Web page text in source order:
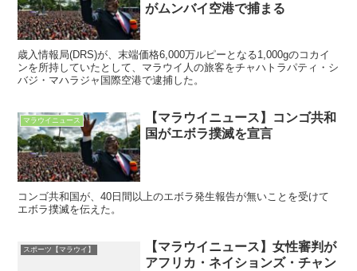
がムンバイ空港で捕まる
歳入情報局(DRS)が、末端価格6,000万ルピーとなる1,000gのコカイ
ンを所持していたとして、マラウイ人の旅客をチャハトラパティ・シ
バジ・マハラジャ国際空港で逮捕した。
マラウイニュース
【マラウイニュース】コンゴ共和
国がエボラ撲滅を宣言
コンゴ共和国が、40日間以上のエボラ発生報告が無いことを受けて
エボラ撲滅を伝えた。
スポーツ【マラウイ】
【マラウイニュース】女性審判が
アフリカ・ネイションズ・チャン